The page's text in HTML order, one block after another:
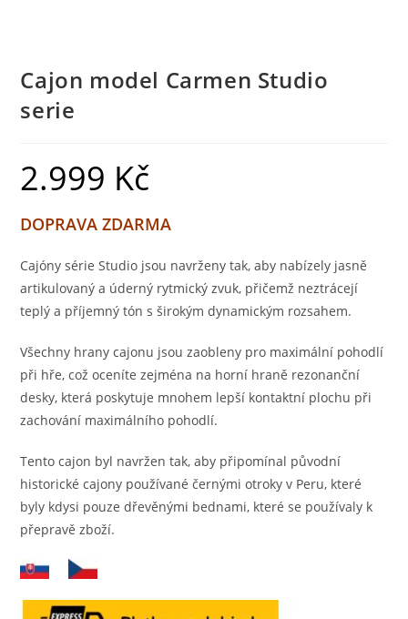
Cajon model Carmen Studio
serie
2.999 Kč
DOPRAVA ZDARMA
Cajóny série Studio jsou navrženy tak, aby nabízely jasně
artikulovaný a úderný rytmický zvuk, přičemž neztrácejí
teplý a příjemný tón s širokým dynamickým rozsahem.
Všechny hrany cajonu jsou zaobleny pro maximální pohodlí
při hře, což oceníte zejména na horní hraně rezonanční
desky, která poskytuje mnohem lepší kontaktní plochu při
zachování maximálního pohodlí.
Tento cajon byl navržen tak, aby připomínal původní
historické cajony používané černými otroky v Peru, které
byly kdysi pouze dřevěnými bednami, které se používaly k
přepravě zboží.